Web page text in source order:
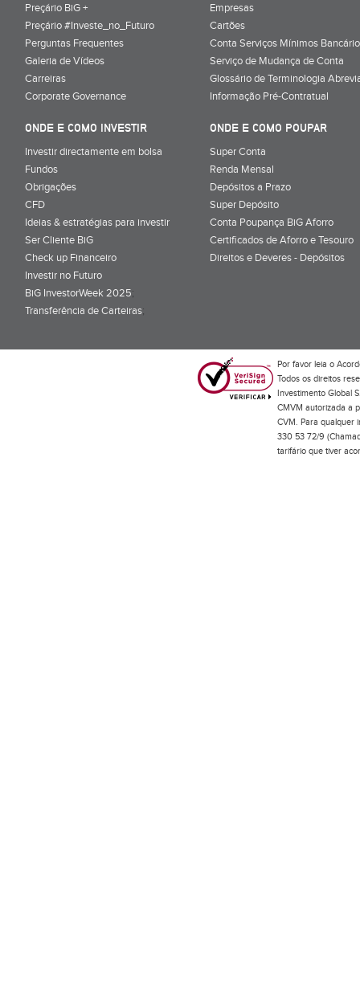
Preçário BiG +
Preçário #Investe_no_Futuro
Perguntas Frequentes
Galeria de Vídeos
Carreiras
Corporate Governance
Empresas
Cartões
Conta Serviços Mínimos
Serviço de Mudança de Conta
Glossário de Terminologia
Informação Pré-Contratual
ONDE E COMO INVESTIR
Investir directamente em bolsa
Fundos
Obrigações
CFD
Ideias & estratégias para investir
Ser Cliente BiG
Check up Financeiro
Investir no Futuro
BiG InvestorWeek 2025;
Transferência de Carteiras;
ONDE E COMO POUPAR
Super Conta
Renda Mensal
Depósitos a Prazo
Super Depósito
Conta Poupança BiG Aforro
Certificados de Aforro e Tesouro
Direitos e Deveres - Depósitos
Por favor leia o
Todos os direitos
Investimento Global
CMVM autorizada a
CVM. Para qualquer
330 53 72/9
tarifário que tiver